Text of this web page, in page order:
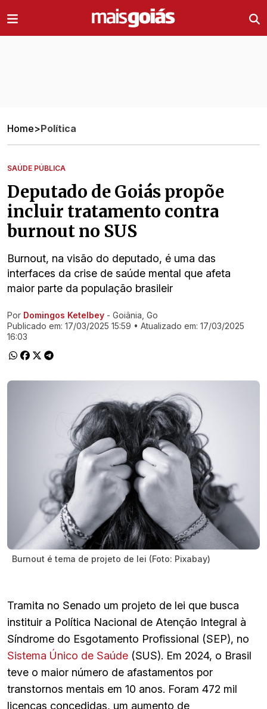
Home>Política
SAÚDE PÚBLICA
Deputado de Goiás propõe
incluir tratamento contra
burnout no SUS
Burnout, na visão do deputado, é uma das
interfaces da crise de saúde mental que afeta
maior parte da população brasileir
Ir direto pra matéria
Por Domingos Ketelbey - Goiânia, Go
Publicado em: 17/03/2025 15:59 • Atualizado em: 17/03/2025
16:03
Burnout é tema de projeto de lei (Foto: Pixabay)
Tramita no Senado um projeto de lei que busca
instituir a Política Nacional de Atenção Integral à
Síndrome do Esgotamento Profissional (SEP), no
Sistema Único de Saúde (SUS). Em 2024, o Brasil
teve o maior número de afastamentos por
transtornos mentais em 10 anos. Foram 472 mil
licenças concedidas, um aumento de